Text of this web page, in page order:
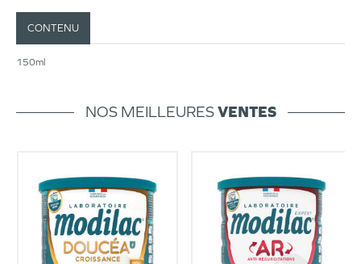
CONTENU
150ml
NOS MEILLEURESVENTES